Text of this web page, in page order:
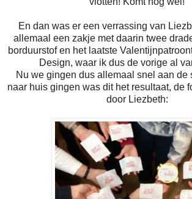
En dan was er een verrassing van
allemaal een zakje met daarin twee
borduurstof en het laatste
Design, waar ik dus de vorige al
Nu we gingen dus allemaal snel aan de
naar huis gingen was dit het resultaat, de
door Liezbeth: